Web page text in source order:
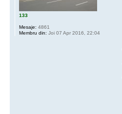
133
Mesaje: 4861
Membru din: Joi 07 Apr 2016, 22:04